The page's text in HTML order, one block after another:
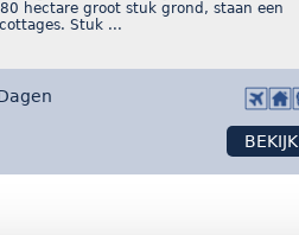
hectare groot stuk grond, staan een
Stuk ...
BEKIJK